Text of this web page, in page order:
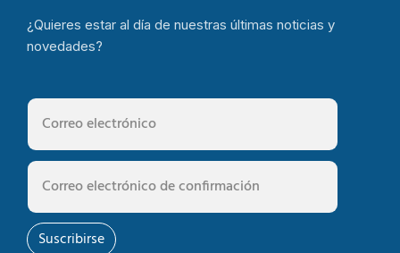
¿Quieres estar al día de nuestras últimas noticias y
novedades?
Suscribirse